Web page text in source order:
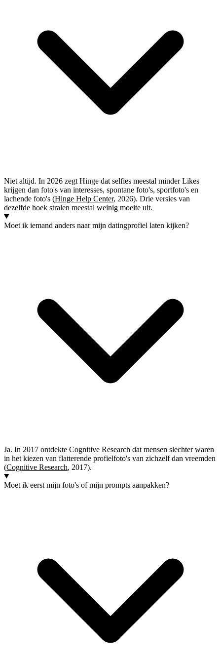
Niet altijd. In 2026 zegt Hinge dat selfies meestal minder Likes
krijgen dan foto's van interesses, spontane foto's, sportfoto's en
lachende foto's (Hinge Help Center, 2026). Drie versies van
dezelfde hoek stralen meestal weinig moeite uit.
Moet ik iemand anders naar mijn datingprofiel laten kijken?
Ja. In 2017 ontdekte Cognitive Research dat mensen slechter waren
in het kiezen van flatterende profielfoto's van zichzelf dan vreemden
(Cognitive Research, 2017).
Moet ik eerst mijn foto's of mijn prompts aanpakken?